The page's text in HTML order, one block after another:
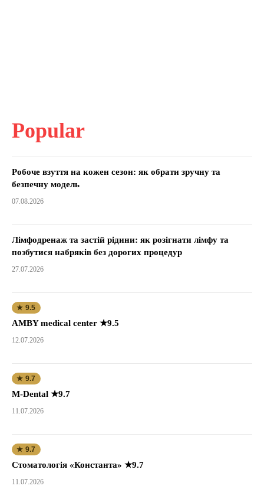
Popular
Робоче взуття на кожен сезон: як обрати зручну та
безпечну модель
07.08.2026
Лімфодренаж та застій рідини: як розігнати лімфу та
позбутися набряків без дорогих процедур
27.07.2026
★ 9.5
AMBY medical center ★9.5
12.07.2026
★ 9.7
M-Dental ★9.7
11.07.2026
★ 9.7
Стоматологія «Константа» ★9.7
11.07.2026